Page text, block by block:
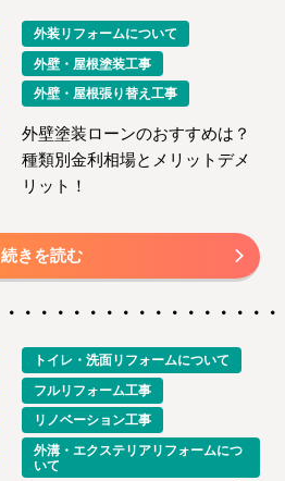
外装リフォームについて
外壁・屋根塗装工事
外壁・屋根張り替え工事
外壁塗装ローンのおすすめは？
種類別金利相場とメリットデメ
リット！
続きを読む
トイレ・洗面リフォームについて
フルリフォーム工事
リノベーション工事
外溝・エクステリアリフォームにつ
いて